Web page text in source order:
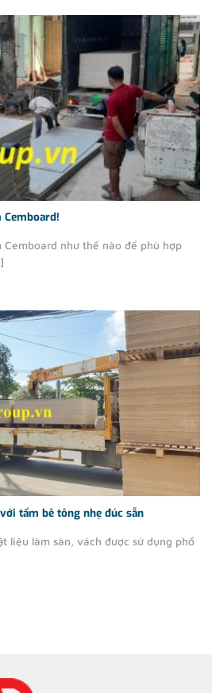
như thể nào để phù hợp
tấm bê tông nhẹ đúc sẵn
liệu làm sàn, vách được sử dụng phổ